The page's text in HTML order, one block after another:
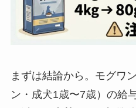
まずは結論から。モグワ
ン・成犬1歳〜7歳）の給